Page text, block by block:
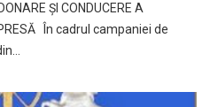
ȘI CONDUCERE A
PRESĂ În cadrul campaniei de